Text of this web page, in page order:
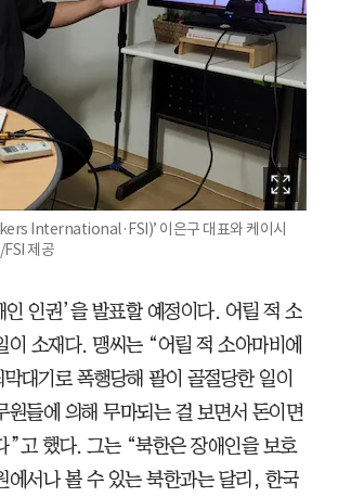
International·FSI)’ 이은구 대표와 케이시
제공
인권’을 발표할 예정이다. 어릴 적 소
소재다. 맹씨는 “어릴 적 소아마비에
대기로 폭행당해 팔이 골절당한 일이
들에 의해 무마되는 걸 보면서 돈이면
”고 했다. 그는 “북한은 장애인을 보호
서나 볼 수 있는 북한과는 달리, 한국